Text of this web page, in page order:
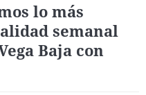
lo más
semanal
Baja con